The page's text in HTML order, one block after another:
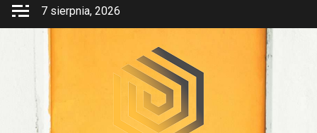
Przejdź
7 sierpnia, 2026